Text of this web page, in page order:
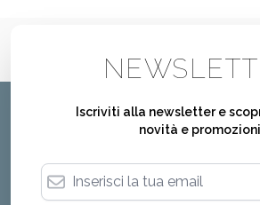
Iscriviti alla newsletter e
novità e promozioni
Indirizzo